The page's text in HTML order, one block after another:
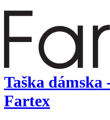
Taška dámska
Fartex